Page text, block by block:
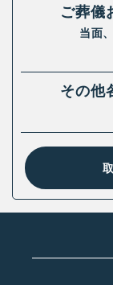
ご葬儀
当面
その他